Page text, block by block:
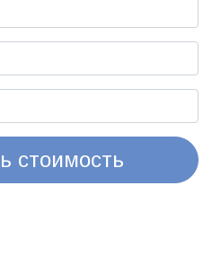
стоимость